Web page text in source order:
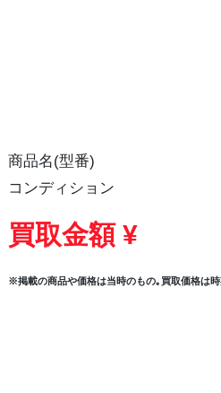
商品名(型番)
コンディション
買取金額 ¥
※掲載の商品や価格は当時のもの｡買取価格は